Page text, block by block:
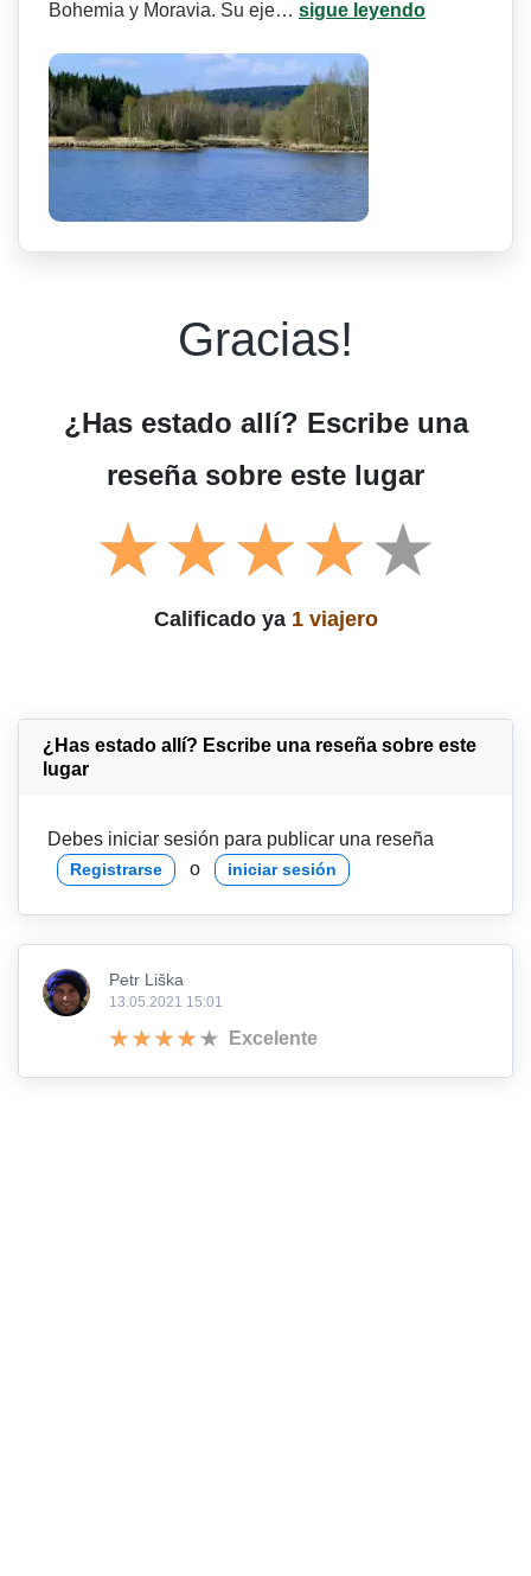
Bohemia y Moravia. Su eje… sigue leyendo
Gracias!
¿Has estado allí? Escribe una
reseña sobre este lugar
Calificado ya 1 viajero
¿Has estado allí? Escribe una reseña sobre este
lugar
Debes iniciar sesión para publicar una reseña
Registrarse o iniciar sesión
Petr Liška
13.05.2021 15:01
Excelente